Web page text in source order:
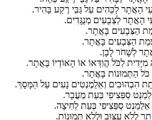
הָאֲתָר לַכֵּהִים עַל גַּבֵּי רֶקַע בָּהִיר.
הָאֲתָר לְצְבָעִים מְנֻגָּדִים.
הַצְּבָעִים בָּאֲתָר.
הַצְּבָעִים בָּאֲתָר.
לְשָׁחֹר לָבָן.
לַכֹּל הֲוִדְּאוֹ אוֹ הָאוֹדְיוֹ בָּאֲתָר.
הַתְּמוּנוֹת בָּאֲתָר.
הִבְהוּבִים וְאֵלֵמֶנְטִים נָעִים עַל הַמָּסָךְ.
סְפֵּצִיפִי בְּעֵת מַעֲבָר.
סְפֵּצִיפִי בְּעֵת לְחִיצָה.
לְלֹא עִצּוּב וּלְלֹא תְּמוּנוֹת.